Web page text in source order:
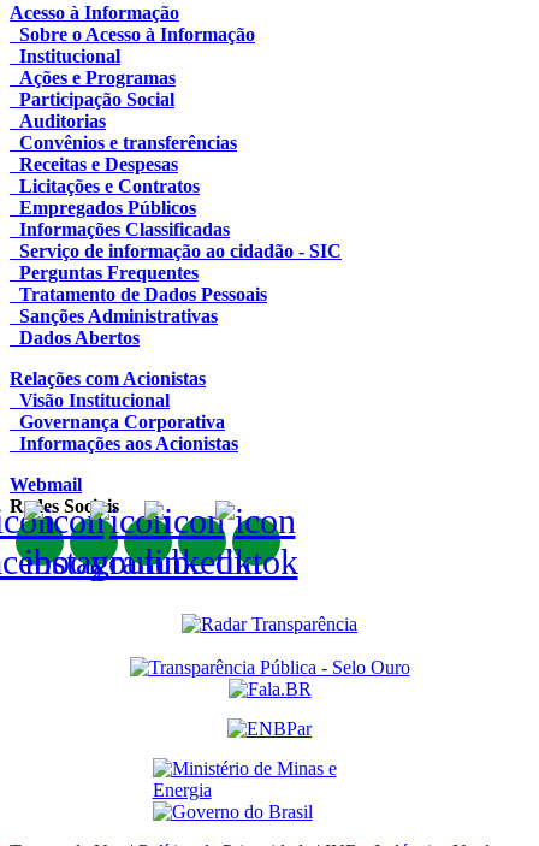
Acesso à Informação
Sobre o Acesso à Informação
Institucional
Ações e Programas
Participação Social
Auditorias
Convênios e transferências
Receitas e Despesas
Licitações e Contratos
Empregados Públicos
Informações Classificadas
Serviço de informação ao cidadão - SIC
Perguntas Frequentes
Tratamento de Dados Pessoais
Sanções Administrativas
Dados Abertos
Relações com Acionistas
Visão Institucional
Governança Corporativa
Informações aos Acionistas
Webmail
Redes Sociais